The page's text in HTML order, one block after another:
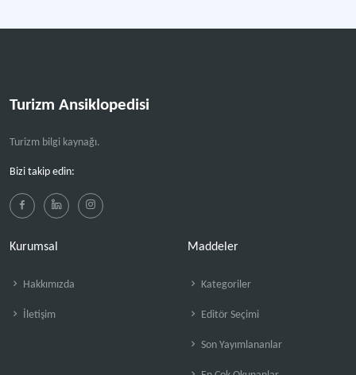
Turizm Ansiklopedisi
Turizm bilgi kaynağı.
Bizi takip edin:
Kurumsal
Hakkımızda
İletişim
Maddeler
Kategoriler
Editör Seçimi
Son Yayımlananlar